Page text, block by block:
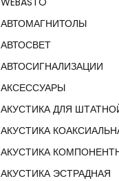
АВТОМАГНИТОЛЫ
АВТОСВЕТ
АВТОСИГНАЛИЗАЦИИ
АКСЕССУАРЫ
АКУСТИКА ДЛЯ
АКУСТИКА
АКУСТИКА
АКУСТИКА ЭСТРАДНАЯ